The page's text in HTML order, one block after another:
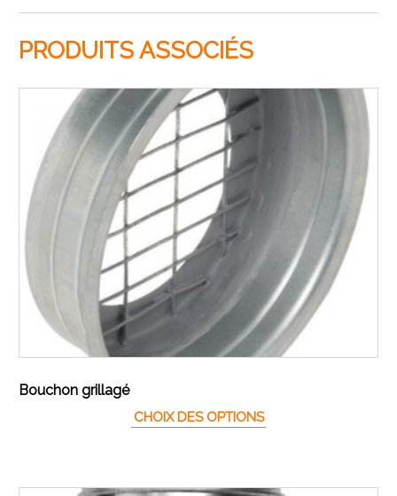
PRODUITS ASSOCIÉS
Bouchon grillagé
CHOIX DES OPTIONS